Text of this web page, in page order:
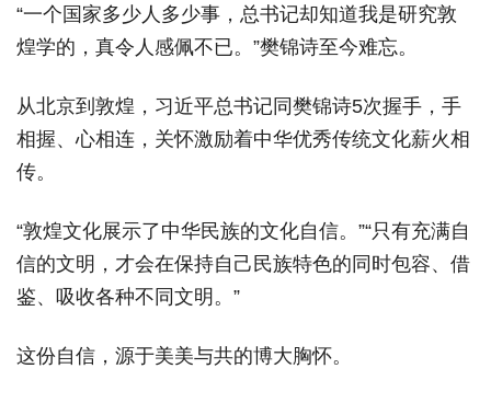
“一个国家多少人多少事，总书记却知道我是研究敦
煌学的，真令人感佩不已。”樊锦诗至今难忘。
从北京到敦煌，习近平总书记同樊锦诗5次握手，手
相握、心相连，关怀激励着中华优秀传统文化薪火相
传。
“敦煌文化展示了中华民族的文化自信。”“只有充满自
信的文明，才会在保持自己民族特色的同时包容、借
鉴、吸收各种不同文明。”
这份自信，源于美美与共的博大胸怀。